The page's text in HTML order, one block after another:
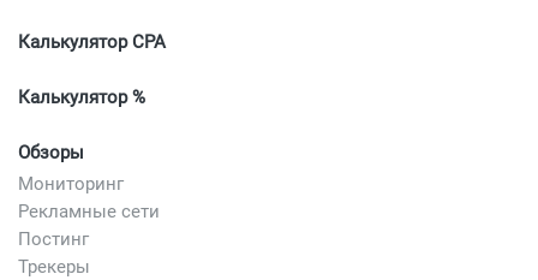
Калькулятор CPA
Калькулятор %
Обзоры
Мониторинг
Рекламные сети
Постинг
Трекеры